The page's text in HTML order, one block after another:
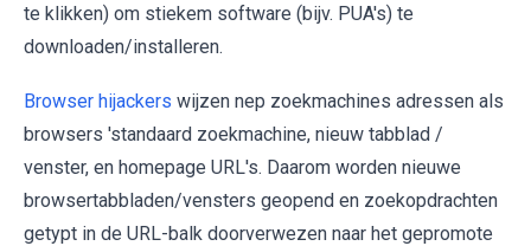
te klikken) om stiekem software (bijv. PUA's) te
downloaden/installeren.
Browser hijackers wijzen nep zoekmachines adressen als
browsers 'standaard zoekmachine, nieuw tabblad /
venster, en homepage URL's. Daarom worden nieuwe
browsertabbladen/vensters geopend en zoekopdrachten
getypt in de URL-balk doorverwezen naar het gepromote